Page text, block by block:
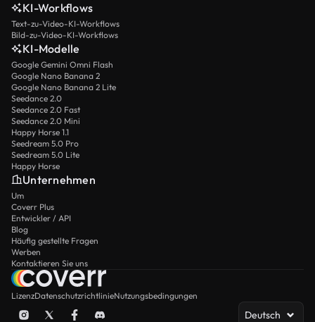
KI-Workflows
Text-zu-Video-KI-Workflows
Bild-zu-Video-KI-Workflows
KI-Modelle
Google Gemini Omni Flash
Google Nano Banana 2
Google Nano Banana 2 Lite
Seedance 2.0
Seedance 2.0 Fast
Seedance 2.0 Mini
Happy Horse 1.1
Seedream 5.0 Pro
Seedream 5.0 Lite
Happy Horse
Unternehmen
Um
Coverr Plus
Entwickler / API
Blog
Häufig gestellte Fragen
Werben
Kontaktieren Sie uns
LizenzDatenschutzrichtlinieNutzungsbedingungen
Deutsch